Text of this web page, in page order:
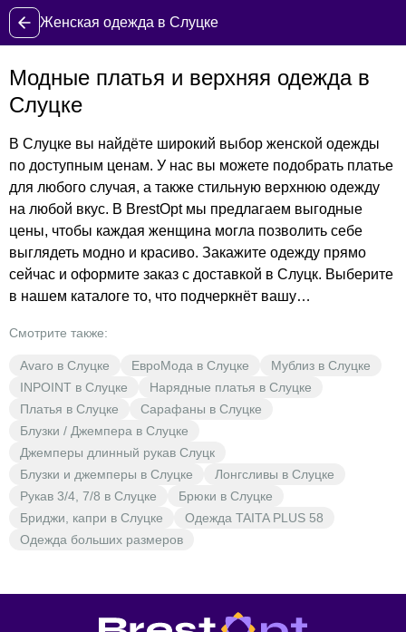
Женская одежда в Слуцке
Модные платья и верхняя одежда в
Слуцке
В Слуцке вы найдёте широкий выбор женской одежды
по доступным ценам. У нас вы можете подобрать платье
для любого случая, а также стильную верхнюю одежду
на любой вкус. В BrestOpt мы предлагаем выгодные
цены, чтобы каждая женщина могла позволить себе
выглядеть модно и красиво. Закажите одежду прямо
сейчас и оформите заказ с доставкой в Слуцк. Выберите
в нашем каталоге то, что подчеркнёт вашу
модели. Не упустите возможность обновить свой
гардероб по выгодным ценам!
Смотрите также:
Avaro в Слуцке ЕвроМода в Слуцке
Мублиз в Слуцке
INPOINT в Слуцке
Нарядные платья в Слуцке
Платья в Слуцке
Сарафаны в Слуцке
Блузки / Джемпера в Слуцке
Джемперы длинный рукав Слуцк
Блузки и джемперы в Слуцке
Лонгсливы в Слуцке
Рукав 3/4, 7/8 в Слуцке
Брюки в Слуцке
Бриджи, капри в Слуцке
Одежда TAITA PLUS 58
Одежда больших размеров